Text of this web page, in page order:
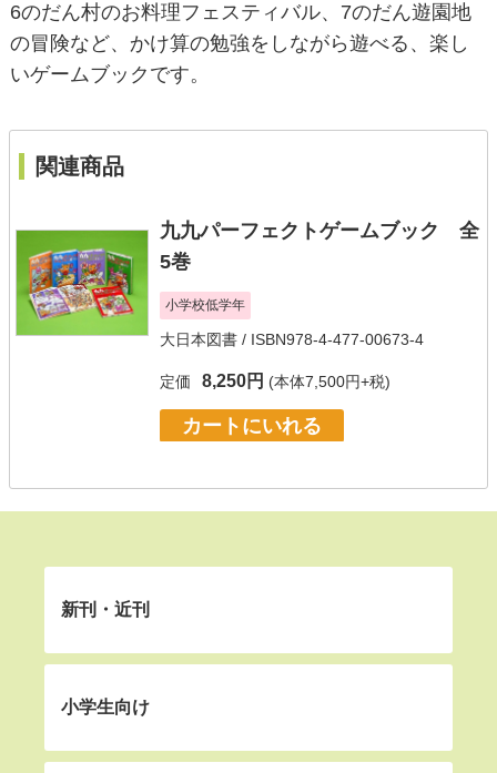
6のだん村のお料理フェスティバル、7のだん遊園地
の冒険など、かけ算の勉強をしながら遊べる、楽し
いゲームブックです。
関連商品
九九パーフェクトゲームブック 全
5巻
小学校低学年
大日本図書 / ISBN978-4-477-00673-4
定価 8,250円 (本体7,500円+税)
カートにいれる
新刊・近刊
小学生向け